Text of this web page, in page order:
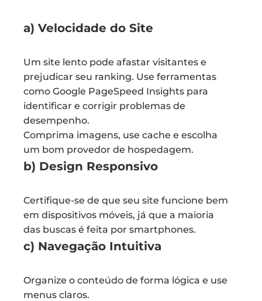
a) Velocidade do Site
Um site lento pode afastar visitantes e
prejudicar seu ranking. Use ferramentas
como Google PageSpeed Insights para
identificar e corrigir problemas de
desempenho.
Comprima imagens, use cache e escolha
um bom provedor de hospedagem.
b) Design Responsivo
Certifique-se de que seu site funcione bem
em dispositivos móveis, já que a maioria
das buscas é feita por smartphones.
c) Navegação Intuitiva
Organize o conteúdo de forma lógica e use
menus claros.